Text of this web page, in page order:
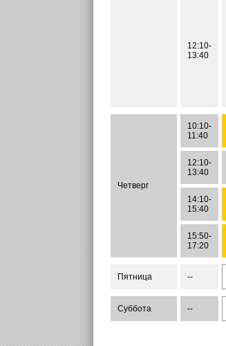
12:10-
13:40
Четверг
10:10-
11:40
12:10-
13:40
14:10-
15:40
15:50-
17:20
Пятница --
Суббота --